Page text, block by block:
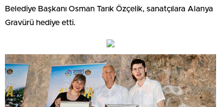
Belediye Başkanı Osman Tarık Özçelik, sanatçılara Alanya
Gravürü hediye etti.